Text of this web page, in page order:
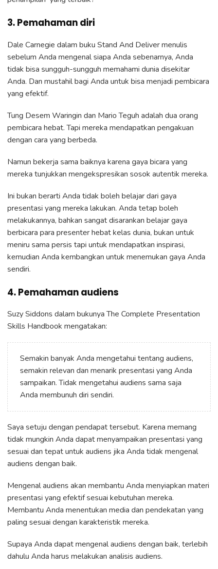
3. Pemahaman diri
Dale Carnegie dalam buku Stand And Deliver menulis
sebelum Anda mengenal siapa Anda sebenarnya, Anda
tidak bisa sungguh-sungguh memahami dunia disekitar
Anda. Dan mustahil bagi Anda untuk bisa menjadi pembicara
yang efektif.
Tung Desem Waringin dan Mario Teguh adalah dua orang
pembicara hebat. Tapi mereka mendapatkan pengakuan
dengan cara yang berbeda.
Namun bekerja sama baiknya karena gaya bicara yang
mereka tunjukkan mengekspresikan sosok autentik mereka.
Ini bukan berarti Anda tidak boleh belajar dari gaya
presentasi yang mereka lakukan. Anda tetap boleh
melakukannya, bahkan sangat disarankan belajar gaya
berbicara para presenter hebat kelas dunia, bukan untuk
meniru sama persis tapi untuk mendapatkan inspirasi,
kemudian Anda kembangkan untuk menemukan gaya Anda
sendiri.
4. Pemahaman audiens
Suzy Siddons dalam bukunya The Complete Presentation
Skills Handbook mengatakan:
Semakin banyak Anda mengetahui tentang audiens,
semakin relevan dan menarik presentasi yang Anda
sampaikan. Tidak mengetahui audiens sama saja
Anda membunuh diri sendiri.
Saya setuju dengan pendapat tersebut. Karena memang
tidak mungkin Anda dapat menyampaikan presentasi yang
sesuai dan tepat untuk audiens jika Anda tidak mengenal
audiens dengan baik.
Mengenal audiens akan membantu Anda menyiapkan materi
presentasi yang efektif sesuai kebutuhan mereka.
Membantu Anda menentukan media dan pendekatan yang
paling sesuai dengan karakteristik mereka.
Supaya Anda dapat mengenal audiens dengan baik, terlebih
dahulu Anda harus melakukan analisis audiens.